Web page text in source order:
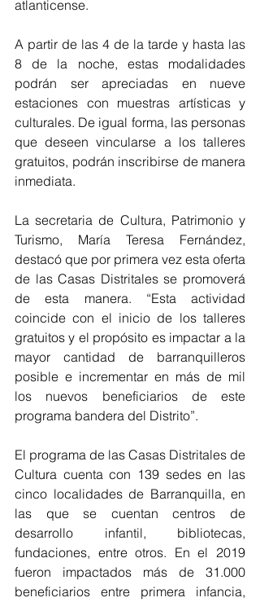
atlanticense.
A partir de las 4 de la tarde y hasta las
8 de la noche, estas modalidades
podrán ser apreciadas en nueve
estaciones con muestras artísticas y
culturales. De igual forma, las personas
que deseen vincularse a los talleres
gratuitos, podrán inscribirse de manera
inmediata.
La secretaria de Cultura, Patrimonio y
Turismo, María Teresa Fernández,
destacó que por primera vez esta oferta
de las Casas Distritales se promoverá
de esta manera. “Esta actividad
coincide con el inicio de los talleres
gratuitos y el propósito es impactar a la
mayor cantidad de barranquilleros
posible e incrementar en más de mil
los nuevos beneficiarios de este
programa bandera del Distrito”.
El programa de las Casas Distritales de
Cultura cuenta con 139 sedes en las
cinco localidades de Barranquilla, en
las que se cuentan centros de
desarrollo infantil, bibliotecas,
fundaciones, entre otros. En el 2019
fueron impactados más de 31.000
beneficiarios entre primera infancia,